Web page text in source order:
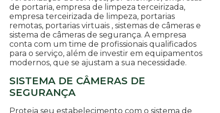
de portaria, empresa de limpeza terceirizada,
empresa terceirizada de limpeza, portarias
remotas, portarias virtuais , sistemas de câmeras e
sistema de câmeras de segurança. A empresa
conta com um time de profissionais qualificados
para o serviço, além de investir em equipamentos
modernos, que se ajustam a sua necessidade.
SISTEMA DE CÂMERAS DE
SEGURANÇA
Proteja seu estabelecimento com o sistema de